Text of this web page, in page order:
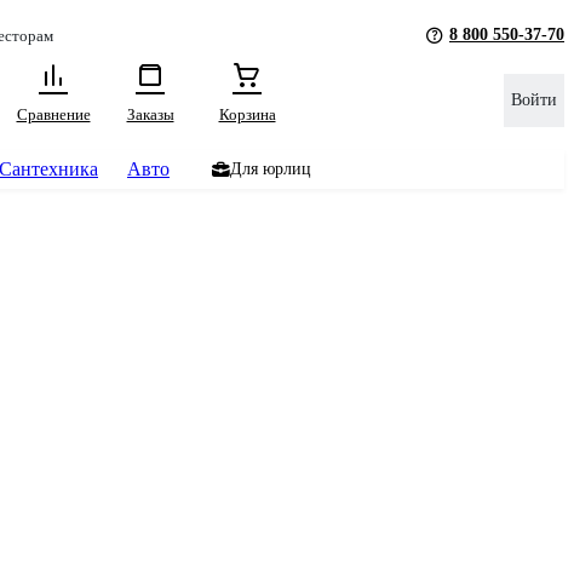
8 800 550-37-70
Сравнение Заказы Корзина
Войти
Сантехника Авто Для юрлиц